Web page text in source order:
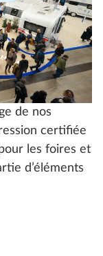
de nos
certifiée
les foires et
d’éléments